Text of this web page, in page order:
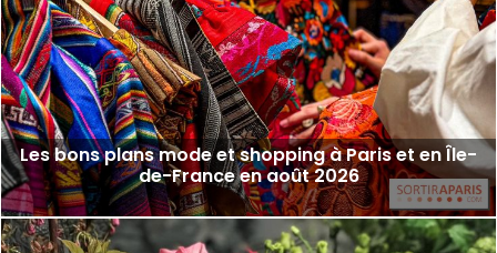
Les bons plans mode et shopping à Paris et en Île-
de-France en août 2026